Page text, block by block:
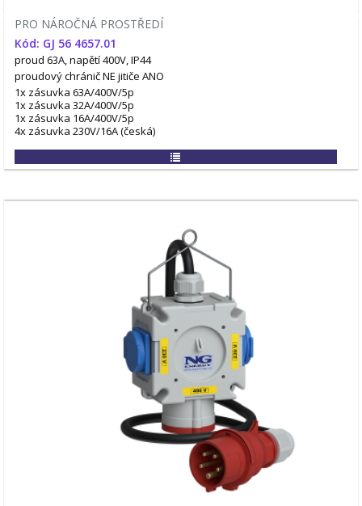
PRO NÁROČNÁ PROSTŘEDÍ
Kód: GJ 56 4657.01
proud 63A, napětí 400V, IP44
proudový chránič NE jitiče ANO
1x zásuvka 63A/400V/5p
1x zásuvka 32A/400V/5p
1x zásuvka 16A/400V/5p
4x zásuvka 230V/16A (česká)